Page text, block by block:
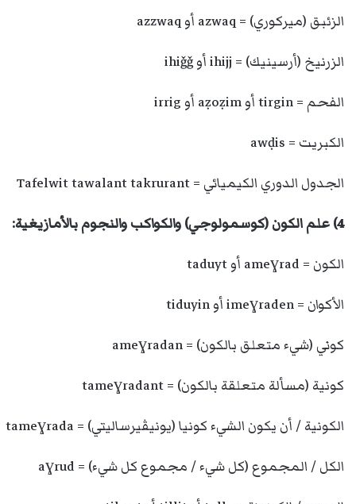
الزئبق (ميركوري) = azwaq أو azzwaq
الزرنيخ (أرسينيك) = ihijj أو ihiǧǧ
الفحم = tirgin أو aẓoẓim أو irrig
الكبريت = awḍis
الجدول الدوري الكيميائي = Tafelwit tawalant takrurant
4) علم الكون (كوسمولوجي) والكواكب والنجوم بالأمازيغية:
الكون = ameɣrad أو taduyt
الأكوان = imeɣraden أو tiduyin
كوني (شيء متعلق بالكون) = ameɣradan
كونية (مسألة متعلقة بالكون) = tameɣradant
الكونية / أن يكون الشيء كونيا (يونيڤيرساليتي) = tameɣrada
الكل / المجموع (كل شيء / مجموع كل شيء) = aɣrud